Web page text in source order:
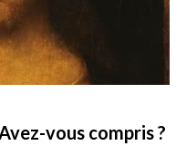
vous compris ?